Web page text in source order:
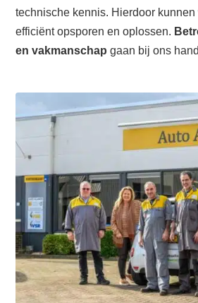
technische kennis. Hierdoor
efficiënt opsporen en oplossen.
en vakmanschap gaan bij ons